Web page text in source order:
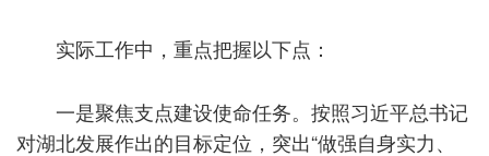
实际工作中，重点把握以下点：
一是聚焦支点建设使命任务。按照习近平总书记
对湖北发展作出的目标定位，突出“做强自身实力、